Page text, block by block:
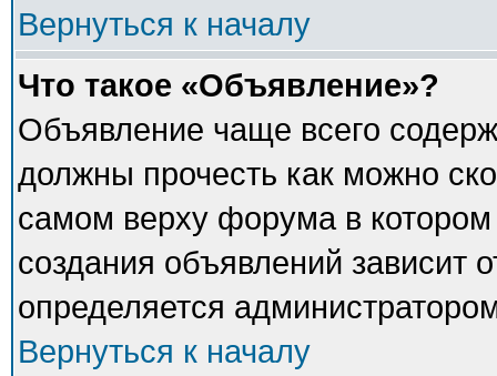
Вернуться к началу
Что такое «Объявление»?
Объявление чаще всего
должны прочесть как можно
самом верху форума в
создания объявлений зависит
определяется
Вернуться к началу